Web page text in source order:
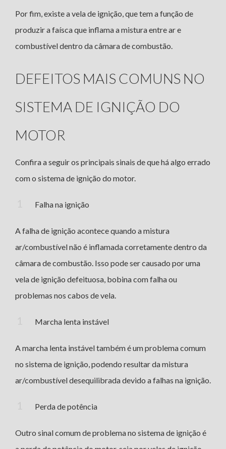
Por fim, existe a vela de ignição, que tem a função de
produzir a faísca que inflama a mistura entre ar e
combustível dentro da câmara de combustão.
DEFEITOS MAIS COMUNS NO
SISTEMA DE IGNIÇÃO DO
MOTOR
Confira a seguir os principais sinais de que há algo errado
com o sistema de ignição do motor.
Falha na ignição
A falha de ignição acontece quando a mistura
ar/combustível não é inflamada corretamente dentro da
câmara de combustão. Isso pode ser causado por uma
vela de ignição defeituosa, bobina com falha ou
problemas nos cabos de vela.
Marcha lenta instável
A marcha lenta instável também é um problema comum
no sistema de ignição, podendo resultar da mistura
ar/combustível desequilibrada devido a falhas na ignição.
Perda de potência
Outro sinal comum de problema no sistema de ignição é